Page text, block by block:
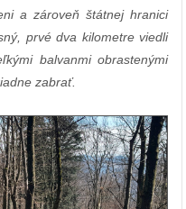
a zároveň štátnej hranici
prvé dva kilometre viedli
balvanmi obrastenými
zabrať.